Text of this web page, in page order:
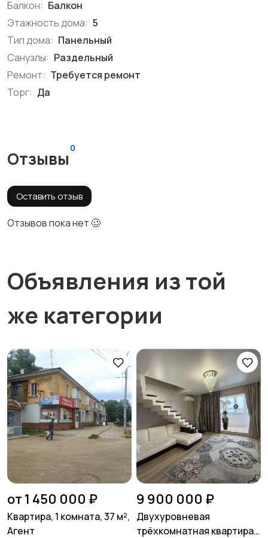
Балкон: Балкон
Этажность дома: 5
Тип дома: Панельный
Санузлы: Раздельный
Ремонт: Требуется ремонт
Торг: Да
Отзывы
0
Оставить отзыв
Отзывов пока нет 🥴
Объявления из той
же категории
от 1 450 000 ₽
Квартира, 1 комната, 37 м²,
Агент
9 900 000 ₽
Двухуровневая
трёхкомнатная квартира